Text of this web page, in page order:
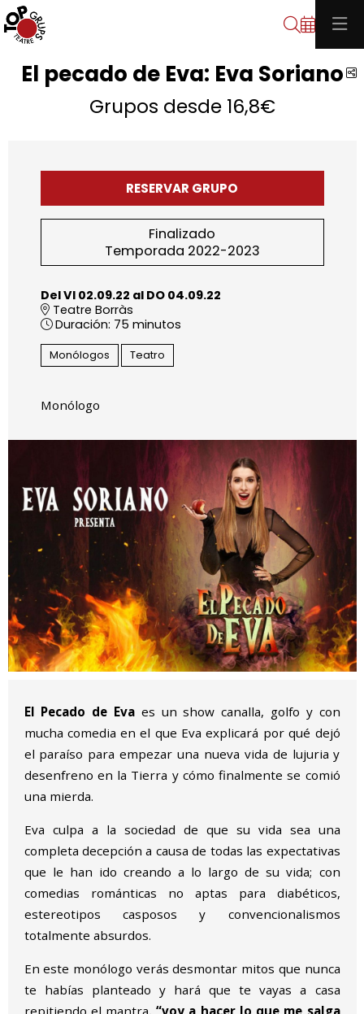
Buscar
El pecado de Eva: Eva Soriano
Grupos desde 16,8€
RESERVAR GRUPO
Finalizado
Temporada 2022-2023
Del VI 02.09.22 al DO 04.09.22
Teatre Borràs
Duración: 75 minutos
Monólogos Teatro
Monólogo
El Pecado de Evaes un show canalla, golfo y con
mucha comedia en el que Eva explicará por qué dejó
el paraíso para empezar una nueva vida de lujuria y
desenfreno en la Tierra y cómo finalmente se comió
una mierda.
Eva culpa a la sociedad de que su vida sea una
completa decepción a causa de todas las expectativas
que le han ido creando a lo largo de su vida; con
comedias románticas no aptas para diabéticos,
estereotipos casposos y convencionalismos
totalmente absurdos.
En este monólogo verás desmontar mitos que nunca
te habías planteado y hará que te vayas a casa